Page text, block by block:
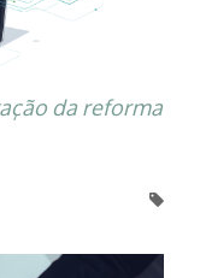
da reforma